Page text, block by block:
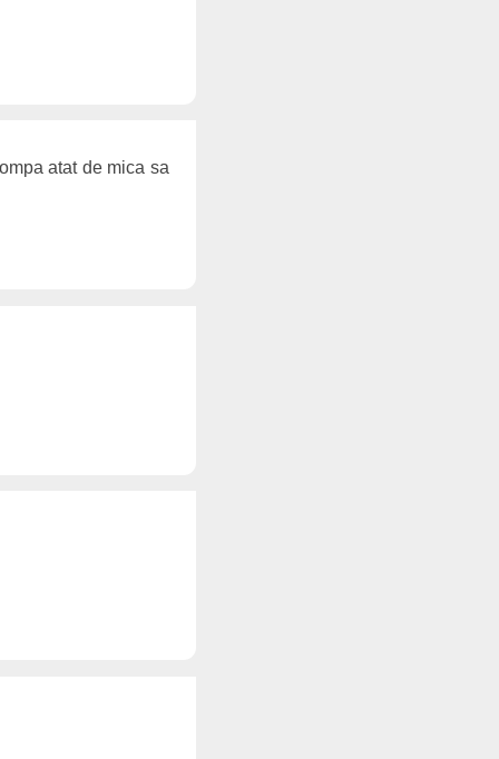
atat de mica sa